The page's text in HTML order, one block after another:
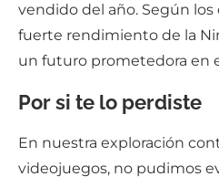
vendido del año. Según los
fuerte rendimiento de la
un futuro prometedora en
Por si te lo perdiste
En nuestra exploración
videojuegos, no pudimos